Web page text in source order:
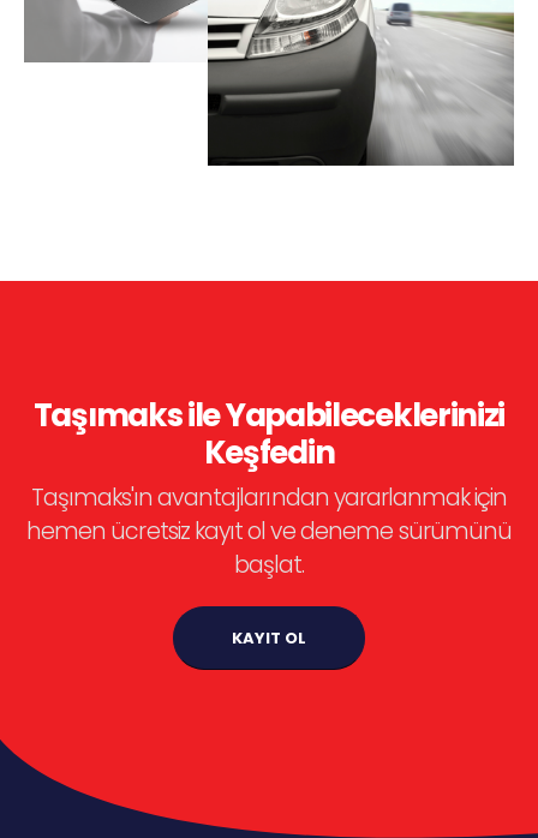
Taşımaks ile Yapabileceklerinizi
Keşfedin
Taşımaks'ın avantajlarından yararlanmak için
hemen ücretsiz kayıt ol ve deneme sürümünü
başlat.
KAYIT OL